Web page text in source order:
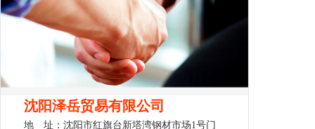
沈阳泽岳贸易有限公司
地 址：沈阳市红旗台新塔湾钢材市场1号门